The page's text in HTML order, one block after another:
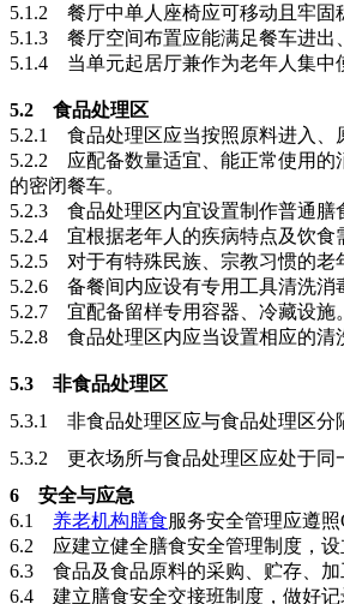
5.1.2 餐厅中单人座椅应可移动且牢固
5.1.3 餐厅空间布置应能满足餐车进出
5.1.4 当单元起居厅兼作为老年人集中
5.2 食品处理区
5.2.1 食品处理区应当按照原料进入、
5.2.2 应配备数量适宜、能正常使用
的密闭餐车。
5.2.3 食品处理区内宜设置制作普通膳
5.2.4 宜根据老年人的疾病特点及饮食
5.2.5 对于有特殊民族、宗教习惯的老
5.2.6 备餐间内应设有专用工具清洗消
5.2.7 宜配备留样专用容器、冷藏设施。
5.2.8 食品处理区内应当设置相应的清
5.3 非食品处理区
5.3.1 非食品处理区应与食品处理区分
5.3.2 更衣场所与食品处理区应处于同
6 安全与应急
6.1 养老机构膳食服务安全管理应遵照
6.2 应建立健全膳食安全管理制度，
6.3 食品及食品原料的采购、贮存、
6.4 建立膳食安全交接班制度，做好记